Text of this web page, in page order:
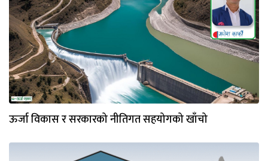
ऊर्जा विकास र सरकारको नीतिगत सहयोगको खाँचो